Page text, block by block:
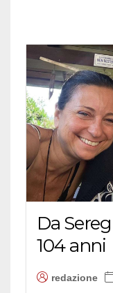
Da
104 anni
redazione